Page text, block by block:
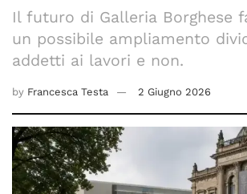
Il futuro di Galleria Borghese
un possibile ampliamento
addetti ai lavori e non.
by Francesca Testa 2 Giugno 2026